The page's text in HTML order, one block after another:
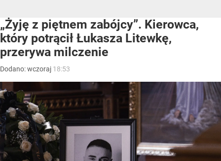
„Żyję z piętnem zabójcy”. Kierowca,
który potrącił Łukasza Litewkę,
przerywa milczenie
Dodano:wczoraj 18:53